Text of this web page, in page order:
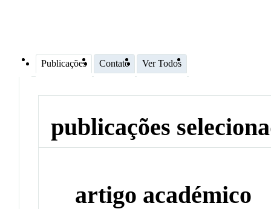
Publicações Contato Ver Todos
publicações
artigo académico